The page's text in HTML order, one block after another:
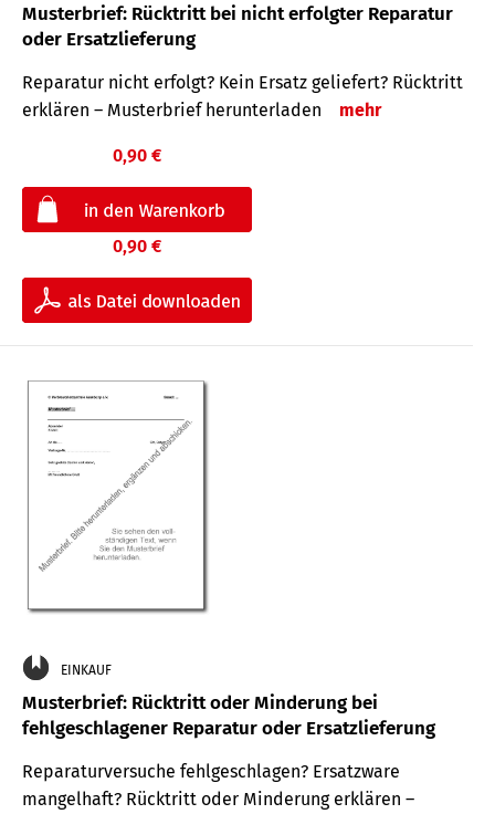
Musterbrief: Rücktritt bei nicht erfolgter Reparatur
oder Ersatzlieferung
Reparatur nicht erfolgt? Kein Ersatz geliefert? Rücktritt
erklären – Musterbrief herunterladen
mehr
0,90 €
0,90 €
EINKAUF
Musterbrief: Rücktritt oder Minderung bei
fehlgeschlagener Reparatur oder Ersatzlieferung
Reparaturversuche fehlgeschlagen? Ersatzware
mangelhaft? Rücktritt oder Minderung erklären –